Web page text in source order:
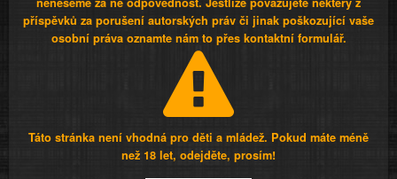
příspěvků za porušení autorských práv či jinak poškozující vaše
osobní práva oznamte nám to přes kontaktní formulář.
Táto stránka není vhodná pro děti a mládež. Pokud máte méně
než 18 let, odejděte, prosím!